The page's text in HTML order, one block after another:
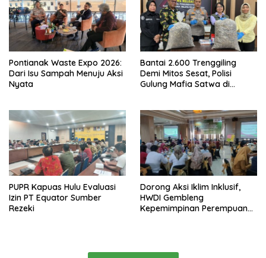
Pontianak Waste Expo 2026:
Dari Isu Sampah Menuju Aksi
Nyata
Bantai 2.600 Trenggiling
Demi Mitos Sesat, Polisi
Gulung Mafia Satwa di
PUPR Kapuas Hulu Evaluasi
Izin PT Equator Sumber
Rezeki
Dorong Aksi Iklim Inklusif,
HWDI Gembleng
Kepemimpinan Perempuan